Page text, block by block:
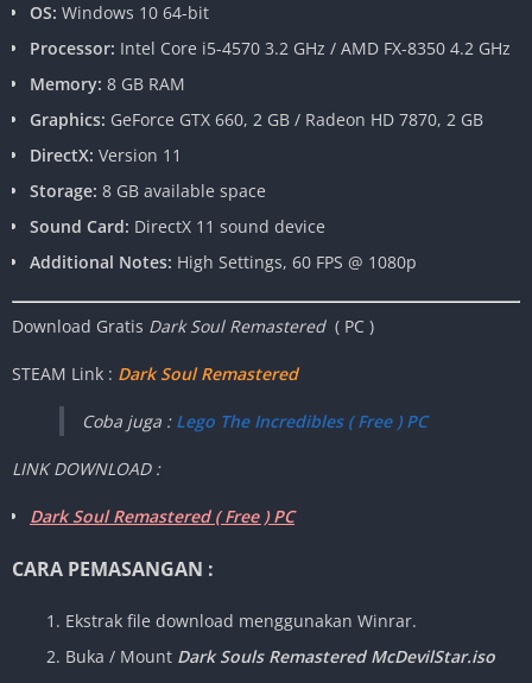
OS: Windows 10 64-bit
Processor: Intel Core i5-4570 3.2 GHz / AMD FX-8350 4.2 GHz
Memory: 8 GB RAM
Graphics: GeForce GTX 660, 2 GB / Radeon HD 7870, 2 GB
DirectX: Version 11
Storage: 8 GB available space
Sound Card: DirectX 11 sound device
Additional Notes: High Settings, 60 FPS @ 1080p
Download Gratis Dark Soul Remastered ( PC )
STEAM Link : Dark Soul Remastered
Coba juga : Lego The Incredibles ( Free ) PC
LINK DOWNLOAD :
Dark Soul Remastered ( Free ) PC
CARA PEMASANGAN :
Ekstrak file download menggunakan Winrar.
Buka / Mount Dark Souls Remastered McDevilStar.iso